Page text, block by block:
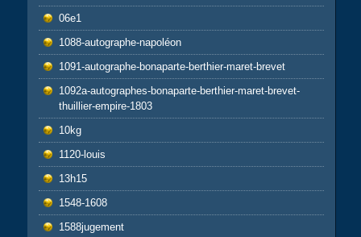
06e1
1088-autographe-napoléon
1091-autographe-bonaparte-berthier-maret-brevet
1092a-autographes-bonaparte-berthier-maret-brevet-
thuillier-empire-1803
10kg
1120-louis
13h15
1548-1608
1588jugement